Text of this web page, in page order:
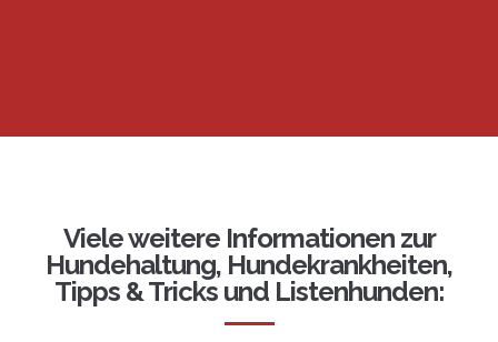
Viele weitere Informationen zur
Hundehaltung, Hundekrankheiten,
Tipps & Tricks und Listenhunden: